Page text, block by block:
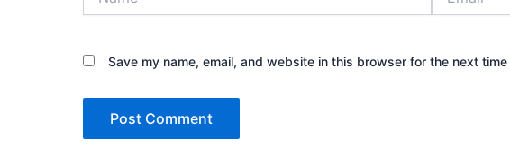
Save my name, email, and website in this browser for the next time